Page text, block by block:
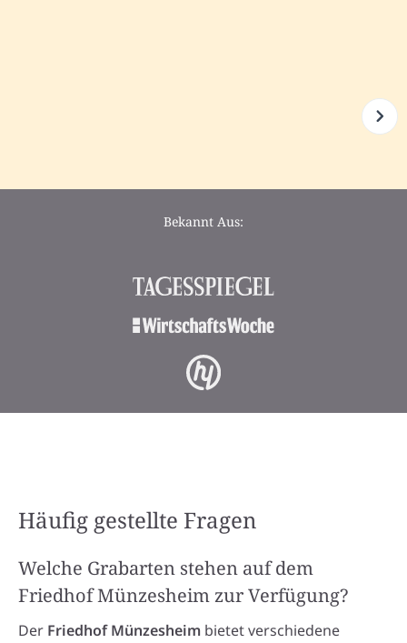
Bekannt Aus:
Häufig gestellte Fragen
Welche Grabarten stehen auf dem
Friedhof Münzesheim zur Verfügung?
Der Friedhof Münzesheim bietet verschiedene